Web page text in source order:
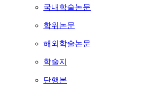
국내학술논문
학위논문
해외학술논문
학술지
단행본